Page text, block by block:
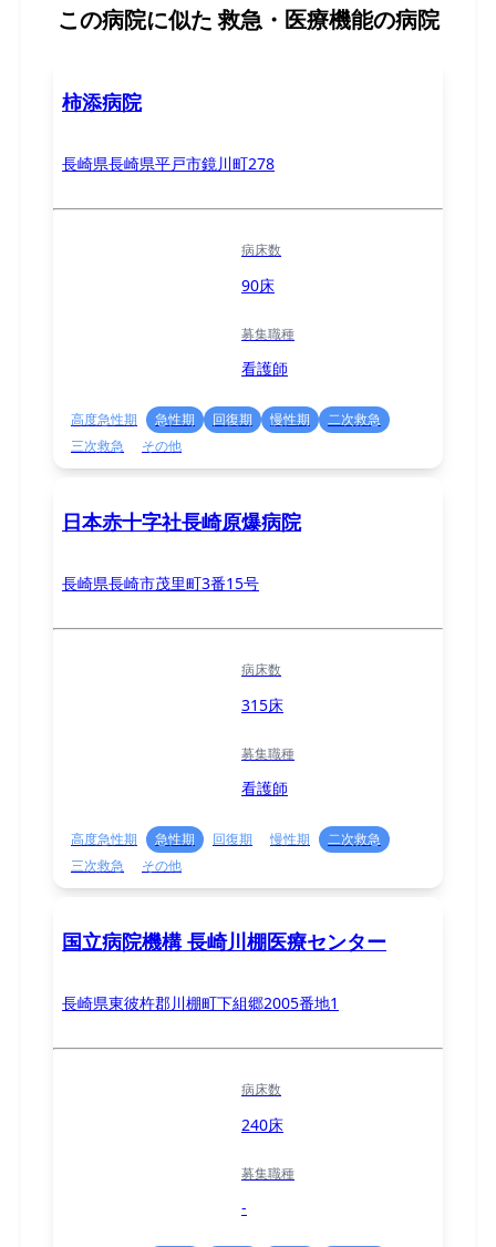
この病院に似た 救急・医療機能の病院
柿添病院
長崎県長崎県平戸市鏡川町278
病床数
90床
募集職種
看護師
高度急性期 急性期 回復期 慢性期
二次救急
三次救急
その他
日本赤十字社長崎原爆病院
長崎県長崎市茂里町3番15号
病床数
315床
募集職種
看護師
高度急性期 急性期 回復期 慢性期
二次救急
三次救急
その他
国立病院機構 長崎川棚医療センター
長崎県東彼杵郡川棚町下組郷2005番地1
病床数
240床
募集職種
-